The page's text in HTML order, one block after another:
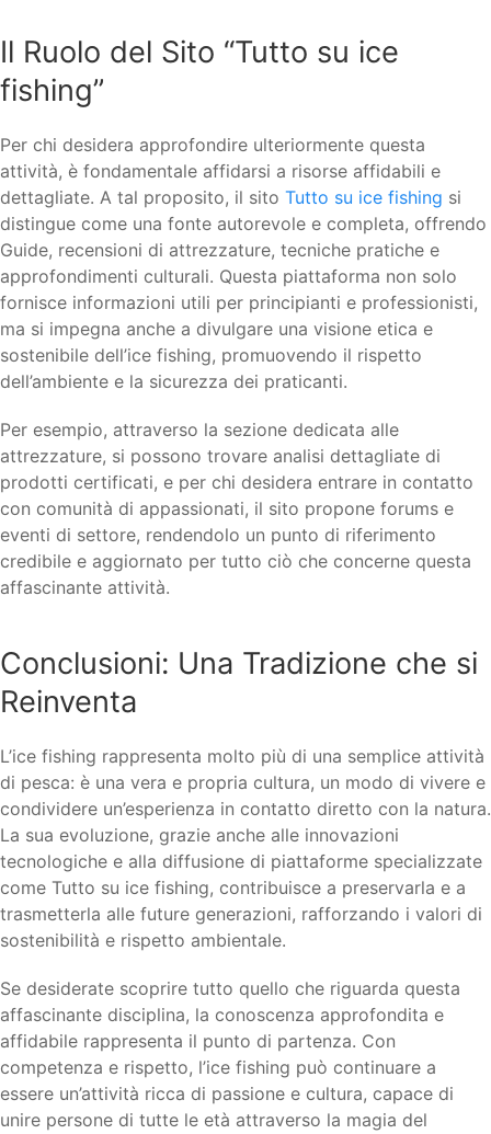
Il Ruolo del Sito “Tutto su ice
fishing”
Per chi desidera approfondire ulteriormente questa
attività, è fondamentale affidarsi a risorse affidabili e
dettagliate. A tal proposito, il sito Tutto su ice fishing si
distingue come una fonte autorevole e completa, offrendo
Guide, recensioni di attrezzature, tecniche pratiche e
approfondimenti culturali. Questa piattaforma non solo
fornisce informazioni utili per principianti e professionisti,
ma si impegna anche a divulgare una visione etica e
sostenibile dell’ice fishing, promuovendo il rispetto
dell’ambiente e la sicurezza dei praticanti.
Per esempio, attraverso la sezione dedicata alle
attrezzature, si possono trovare analisi dettagliate di
prodotti certificati, e per chi desidera entrare in contatto
con comunità di appassionati, il sito propone forums e
eventi di settore, rendendolo un punto di riferimento
credibile e aggiornato per tutto ciò che concerne questa
affascinante attività.
Conclusioni: Una Tradizione che si
Reinventa
L’ice fishing rappresenta molto più di una semplice attività
di pesca: è una vera e propria cultura, un modo di vivere e
condividere un’esperienza in contatto diretto con la natura.
La sua evoluzione, grazie anche alle innovazioni
tecnologiche e alla diffusione di piattaforme specializzate
come Tutto su ice fishing, contribuisce a preservarla e a
trasmetterla alle future generazioni, rafforzando i valori di
sostenibilità e rispetto ambientale.
Se desiderate scoprire tutto quello che riguarda questa
affascinante disciplina, la conoscenza approfondita e
affidabile rappresenta il punto di partenza. Con
competenza e rispetto, l’ice fishing può continuare a
essere un’attività ricca di passione e cultura, capace di
unire persone di tutte le età attraverso la magia del